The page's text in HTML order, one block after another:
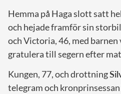
Hemma på Haga slott satt
och hejade framför sin
och Victoria, 46, med barnen
gratulera till segern efter
Kungen, 77, och drottning
telegram och